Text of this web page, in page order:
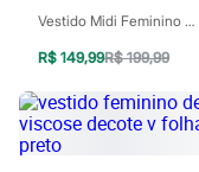
Rasteirinhas
Tênis
Marcas
Baby Club
Fifteen
Vestido Midi Feminino Com Viscose E Fendas Folhagens Preto
R$ 149,99R$ 199,99